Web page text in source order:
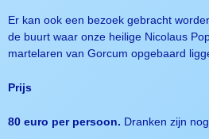
Er kan ook een bezoek gebracht
de buurt waar onze heilige Nicolaus
martelaren van Gorcum opgebaard
Prijs
80 euro per persoon. Dranken zijn